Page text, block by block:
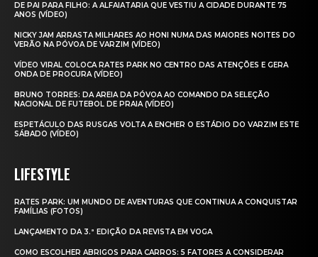
DE PAI PARA FILHO: A ALFAIATARIA QUE VESTIU A CIDADE DURANTE 75
ANOS (VÍDEO)
NICKY JAM ARRASTA MILHARES AO HONI NUMA DAS MAIORES NOITES DO
VERÃO NA PÓVOA DE VARZIM (VÍDEO)
VÍDEO VIRAL COLOCA RATES PARK NO CENTRO DAS ATENÇÕES E GERA
ONDA DE PROCURA (VÍDEO)
BRUNO TORRES: DA AREIA DA PÓVOA AO COMANDO DA SELEÇÃO
NACIONAL DE FUTEBOL DE PRAIA (VÍDEO)
ESPETÁCULO DAS RUSGAS VOLTA A ENCHER O ESTÁDIO DO VARZIM ESTE
SÁBADO (VÍDEO)
LIFESTYLE
RATES PARK: UM MUNDO DE AVENTURAS QUE CONTINUA A CONQUISTAR
FAMÍLIAS (FOTOS)
LANÇAMENTO DA 3.ª EDIÇÃO DA REVISTA EM VOGA
COMO ESCOLHER ABRIGOS PARA CARROS: 5 FATORES A CONSIDERAR